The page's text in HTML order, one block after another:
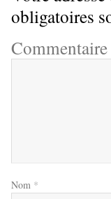
obligatoires
Commentaire
Nom *